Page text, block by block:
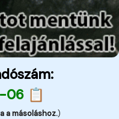
06 📋
a másoláshoz.)